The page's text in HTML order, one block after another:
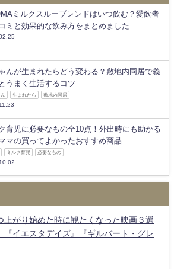
ミルクスルーブレンドはいつ飲む？愛飲者
ミと効果的な飲み方をまとめました
んが生まれたらどう変わる？敷地内同居で義
うまく生活するコツ
生まれたら 敷地内同居
育児に必要なもの全10点！外出時にも助かる
マの買ってよかったおすすめ商品
ミルク育児 必要なもの
上がり始めた時に観たくなった映画３選
『イエスタデイズ』『ギルバート・グレ